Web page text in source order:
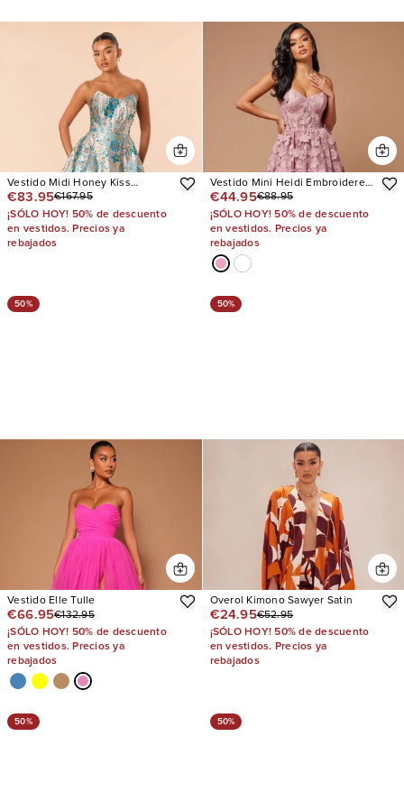
Vestido Midi Honey Kiss
Jacquard
€83.95€167.95
¡SÓLO HOY! 50% de descuento
en vestidos. Precios ya
rebajados
Vestido Mini Heidi Embroidered
Corset
€44.95€88.95
¡SÓLO HOY! 50% de descuento
en vestidos. Precios ya
rebajados
50%
Vestido Elle Tulle
€66.95€132.95
¡SÓLO HOY! 50% de descuento
en vestidos. Precios ya
rebajados
50%
Overol Kimono Sawyer Satin
€24.95€52.95
¡SÓLO HOY! 50% de descuento
en vestidos. Precios ya
rebajados
50% 50%